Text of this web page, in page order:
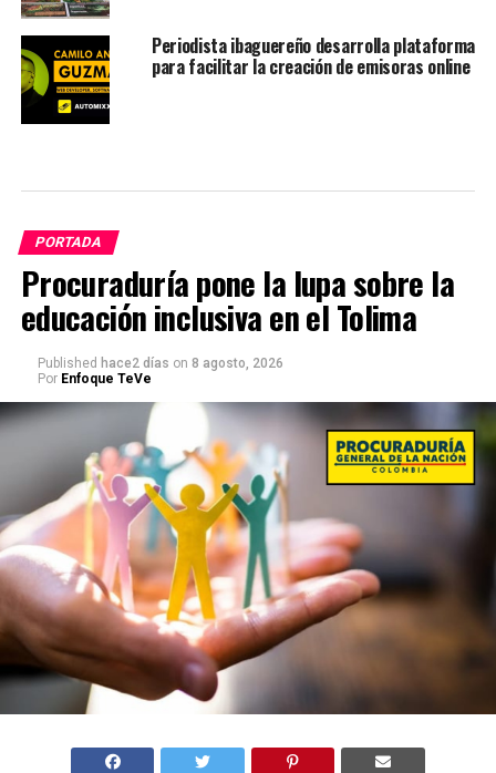
Periodista ibaguereño desarrolla plataforma
para facilitar la creación de emisoras online
PORTADA
Procuraduría pone la lupa sobre la
educación inclusiva en el Tolima
Published hace2 días on 8 agosto, 2026
Por Enfoque TeVe